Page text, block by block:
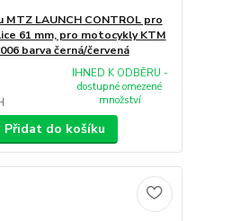
LAUNCH CONTROL pro
61 mm, pro motocykly KTM
barva černá/červená
IHNED K ODBĚRU -
dostupné omezené
množství
Přidat do košíku